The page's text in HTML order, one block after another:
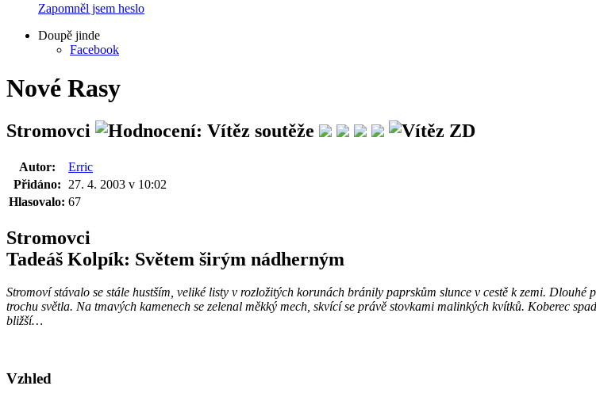
Zapomněl jsem heslo
Doupě jinde
Facebook
Nové Rasy
Stromovci
Autor:
Erric
Přidáno:
27. 4. 2003 v 10:02
Hlasovalo: 67
Stromovci
Tadeáš Kolpík: Světem širým nádherným
Stromoví stávalo se stále hustším, veliké listy v rozložitých korunách bránily paprskům slunce v cestě k zemi.
trochu světla. Na tmavých kamenech se zelenal měkký mech, skvící se právě stovkami malinkých kvítků. Koberec
bližší…
Vzhled